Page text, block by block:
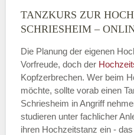
Montag
Dienstag
TANZKURS ZUR
SCHRIESHEIM –
Die Planung der eigenen
Vorfreude, doch der
Kopfzerbrechen. Wer beim
möchte, sollte vorab einen
Schriesheim in Angriff
studieren unter fachlicher
ihren Hochzeitstanz ein -